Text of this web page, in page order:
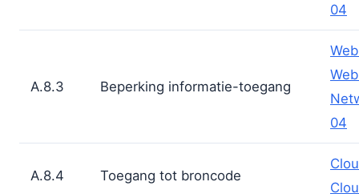
04
A.8.3 Beperking informatie-toegang
04
A.8.4 Toegang tot broncode